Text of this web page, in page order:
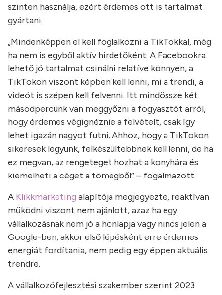
szinten használja, ezért érdemes ott is tartalmat
gyártani.
„Mindenképpen el kell foglalkozni a TikTokkal, még
ha nem is egyből aktív hirdetőként. A Facebookra
lehető jó tartalmat csinálni relatíve könnyen, a
TikTokon viszont képben kell lenni, mi a trendi, a
videót is szépen kell felvenni. Itt mindössze két
másodpercünk van meggyőzni a fogyasztót arról,
hogy érdemes végignéznie a felvételt, csak így
lehet igazán nagyot futni. Ahhoz, hogy a TikTokon
sikeresek legyünk, felkészültebbnek kell lenni, de ha
ez megvan, az rengeteget hozhat a konyhára és
kiemelheti a céget a tömegből” – fogalmazott.
A Klikkmarketing alapítója megjegyezte, reaktívan
működni viszont nem ajánlott, azaz ha egy
vállalkozásnak nem jó a honlapja vagy nincs jelen a
Google-ben, akkor első lépésként erre érdemes
energiát fordítania, nem pedig egy éppen aktuális
trendre.
A vállalkozófejlesztési szakember szerint 2023